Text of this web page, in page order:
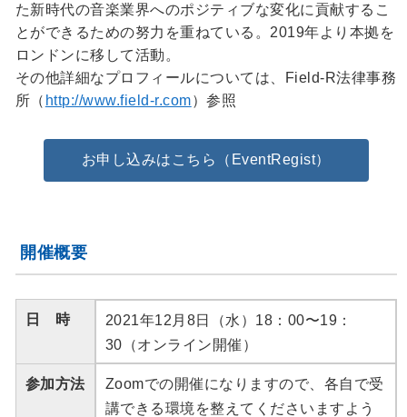
た新時代の音楽業界へのポジティブな変化に貢献するこ
とができるための努力を重ねている。2019年より本拠を
ロンドンに移して活動。
その他詳細なプロフィールについては、Field-R法律事務
所（ http://www.field-r.com）参照
お申し込みはこちら（EventRegist）
開催概要
日 時
2021年12月8日（水）18：00〜19：
30（オンライン開催）
参加方法
Zoomでの開催になりますので、各自で受
講できる環境を整えてくださいますよう